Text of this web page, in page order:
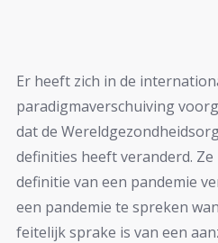
Er heeft zich in de
paradigmaverschuiving
dat de
definities heeft veranderd.
definitie van een pandemie
een pandemie te spreken
feitelijk sprake is van een